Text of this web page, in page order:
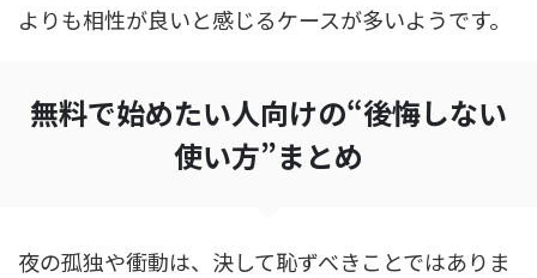
よりも相性が良いと感じるケースが多いようです。
無料で始めたい人向けの“後悔しない
使い方”まとめ
夜の孤独や衝動は、決して恥ずべきことではありま